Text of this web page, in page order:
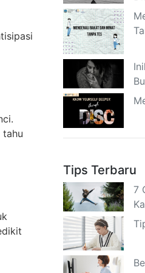
tahu
Tips Terbaru
7